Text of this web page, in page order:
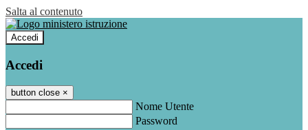
Salta al contenuto
Accedi
Accedi
button close ×
Nome Utente
Password